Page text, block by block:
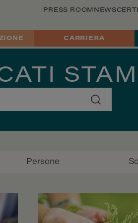
PRESS ROOM NEWS
CARRIERA
Persone